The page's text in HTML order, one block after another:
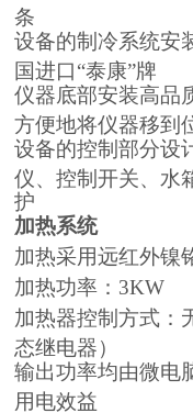
条
设备的制冷系统安
国进口“泰康”牌
仪器底部安装高品
方便地将仪器移到
设备的控制部分设
仪、控制开关、水
护
加热系统
加热采用远红外镍
加热功率：3KW
加热器控制方式：
态继电器）
输出功率均由微电
用电效益